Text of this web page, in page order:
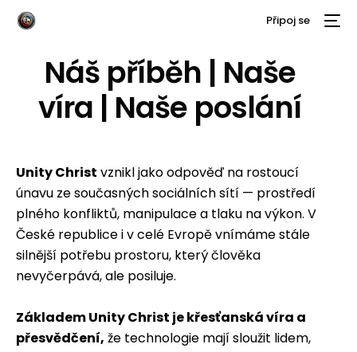
Připoj se
Náš příběh | Naše
víra | Naše poslání
Unity Christ vznikl jako odpověď na rostoucí
únavu ze současných sociálních sítí — prostředí
plného konfliktů, manipulace a tlaku na výkon. V
České republice i v celé Evropě vnímáme stále
silnější potřebu prostoru, který člověka
nevyčerpává, ale posiluje.
Základem Unity Christ je křesťanská víra a
přesvědčení, že technologie mají sloužit lidem,